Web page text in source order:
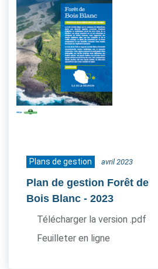
Plans de gestion avril 2023
Plan de gestion Forêt de
Bois Blanc - 2023
Télécharger la version .pdf
Feuilleter en ligne